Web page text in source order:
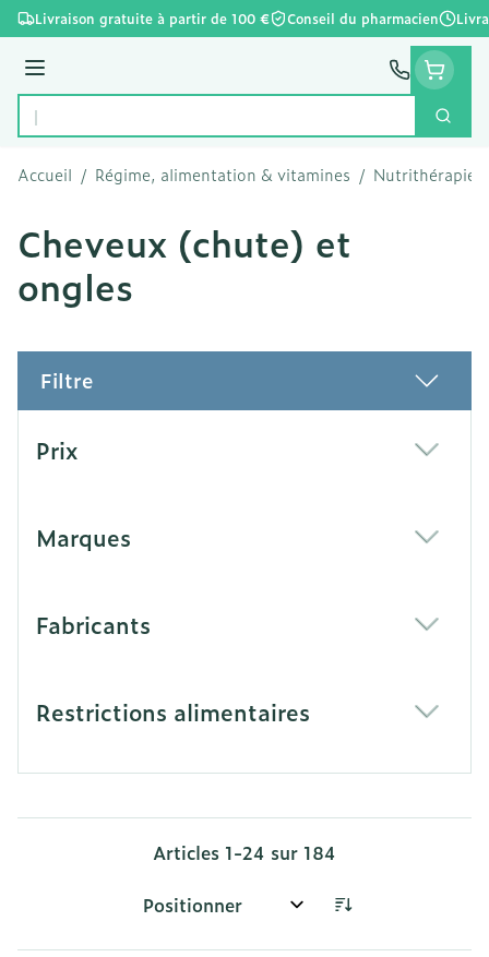
Aller au contenu
Livraison gratuite à partir de 100 € Conseil du pharmacien
Menu
Rechercher
Accueil / Régime, alimentation & vitamines / Nutrithérapie
Cheveux (chute) et
ongles
Filtre
Prix
Marques
Fabricants
Restrictions alimentaires
Articles 1-24 sur 184
Trier par: